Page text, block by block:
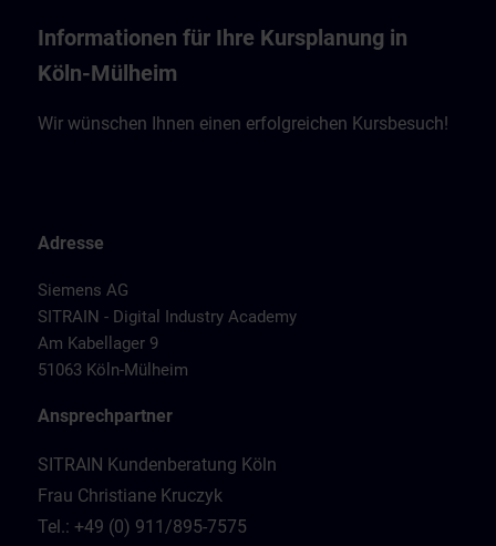
Informationen für Ihre Kursplanung in
Köln-Mülheim
Wir wünschen Ihnen einen erfolgreichen Kursbesuch!
Adresse
Siemens AG
SITRAIN - Digital Industry Academy
Am Kabellager 9
51063 Köln-Mülheim
Ansprechpartner
SITRAIN Kundenberatung Köln
Frau Christiane Kruczyk
Tel.: +49 (0) 911/895-7575